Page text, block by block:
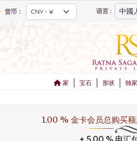
货币： 语言 :
家 宝石 形状 独
1.00 % 金卡会员总购买